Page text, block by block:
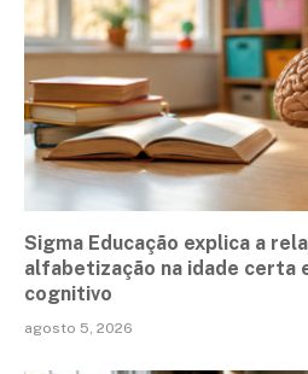
Sigma Educação explica a
alfabetização na idade certa
cognitivo
agosto 5, 2026